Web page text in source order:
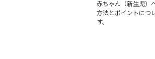
赤ちゃん（新生児）
方法とポイントにつ
す。